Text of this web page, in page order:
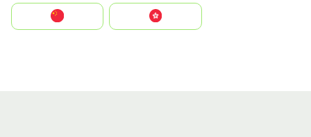
中國香港特別行政區